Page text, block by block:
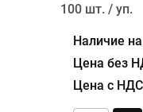
100 шт. / уп.